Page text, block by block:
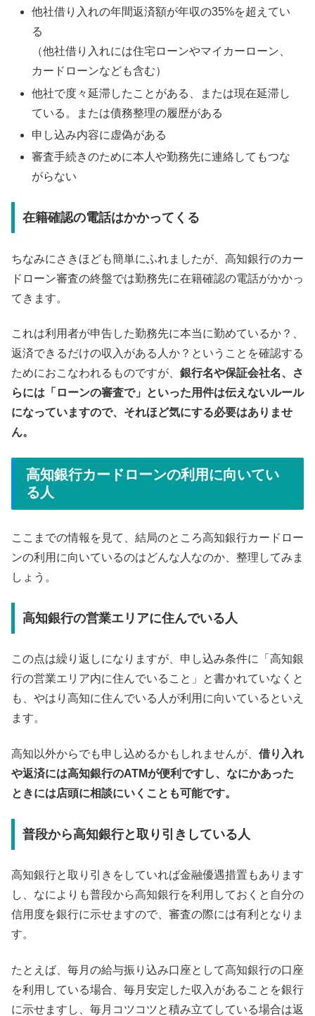
他社借り入れの年間返済額が年収の35%を超えてい
る
（他社借り入れには住宅ローンやマイカーローン、
カードローンなども含む）
他社で度々延滞したことがある、または現在延滞し
ている。または債務整理の履歴がある
申し込み内容に虚偽がある
審査手続きのために本人や勤務先に連絡してもつな
がらない
在籍確認の電話はかかってくる
ちなみにさきほども簡単にふれましたが、高知銀行のカー
ドローン審査の終盤では勤務先に在籍確認の電話がかかっ
てきます。
これは利用者が申告した勤務先に本当に勤めているか？、
返済できるだけの収入がある人か？ということを確認する
ためにおこなわれるものですが、 銀行名や保証会社名、さ
らには「ローンの審査で」といった用件は伝えないルール
になっていますので、それほど気にする必要はありませ
ん。
高知銀行カードローンの利用に向いてい
る人
ここまでの情報を見て、結局のところ高知銀行カードロー
ンの利用に向いているのはどんな人なのか、整理してみま
しょう。
高知銀行の営業エリアに住んでいる人
この点は繰り返しになりますが、申し込み条件に「高知銀
行の営業エリア内に住んでいること」と書かれていなくと
も、やはり高知に住んでいる人が利用に向いているといえ
ます。
高知以外からでも申し込めるかもしれませんが、 借り入れ
や返済には高知銀行のATMが便利ですし、なにかあった
ときには店頭に相談にいくことも可能です。
普段から高知銀行と取り引きしている人
高知銀行と取り引きをしていれば金融優遇措置もあります
し、なによりも普段から高知銀行を利用しておくと自分の
信用度を銀行に示せますので、審査の際には有利となりま
す。
たとえば、毎月の給与振り込み口座として高知銀行の口座
を利用している場合、毎月安定した収入があることを銀行
に示せますし、毎月コツコツと積み立てしている場合は返